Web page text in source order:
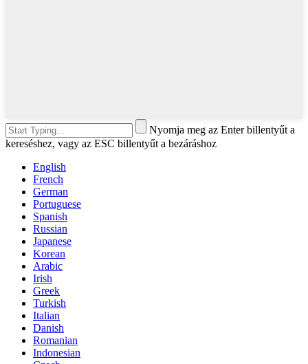
Nyomja meg az Enter billentyűt a
kereséshez, vagy az ESC billentyűt a bezáráshoz
English
French
German
Portuguese
Spanish
Russian
Japanese
Korean
Arabic
Irish
Greek
Turkish
Italian
Danish
Romanian
Indonesian